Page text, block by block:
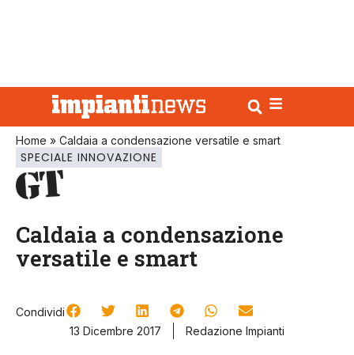
Home » Caldaia a condensazione versatile e smart
SPECIALE INNOVAZIONE
Caldaia a condensazione
versatile e smart
Condividi
13 Dicembre 2017
Redazione Impianti